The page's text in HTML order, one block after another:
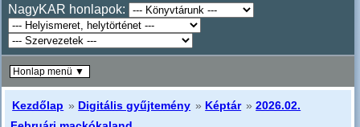
NagyKAR honlapok:
Kezdőlap » Digitális gyűjtemény » Képtár »2026.02.
Honlap menü ▼